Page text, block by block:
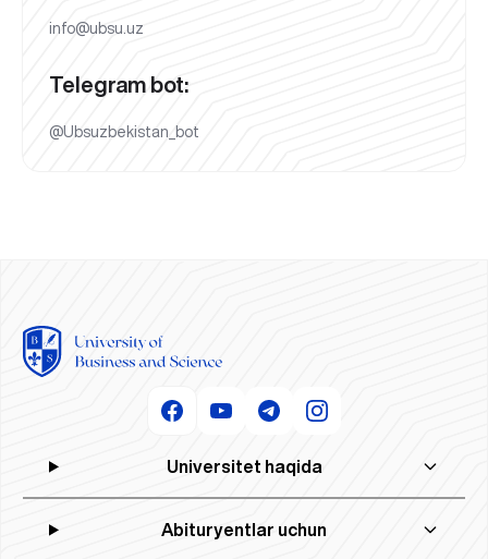
info@ubsu.uz
Telegram bot:
@Ubsuzbekistan_bot
Universitet haqida
Abituryentlar uchun